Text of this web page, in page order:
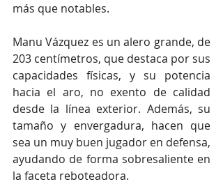
más que notables.
Manu Vázquez es un alero grande, de
203 centímetros, que destaca por sus
capacidades físicas, y su potencia
hacia el aro, no exento de calidad
desde la línea exterior. Además, su
tamaño y envergadura, hacen que
sea un muy buen jugador en defensa,
ayudando de forma sobresaliente en
la faceta reboteadora.